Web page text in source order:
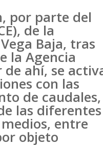
por parte del
de la
Baja, tras
la Agencia
de ahí, se
con las
de caudales,
las diferentes
entre
objeto